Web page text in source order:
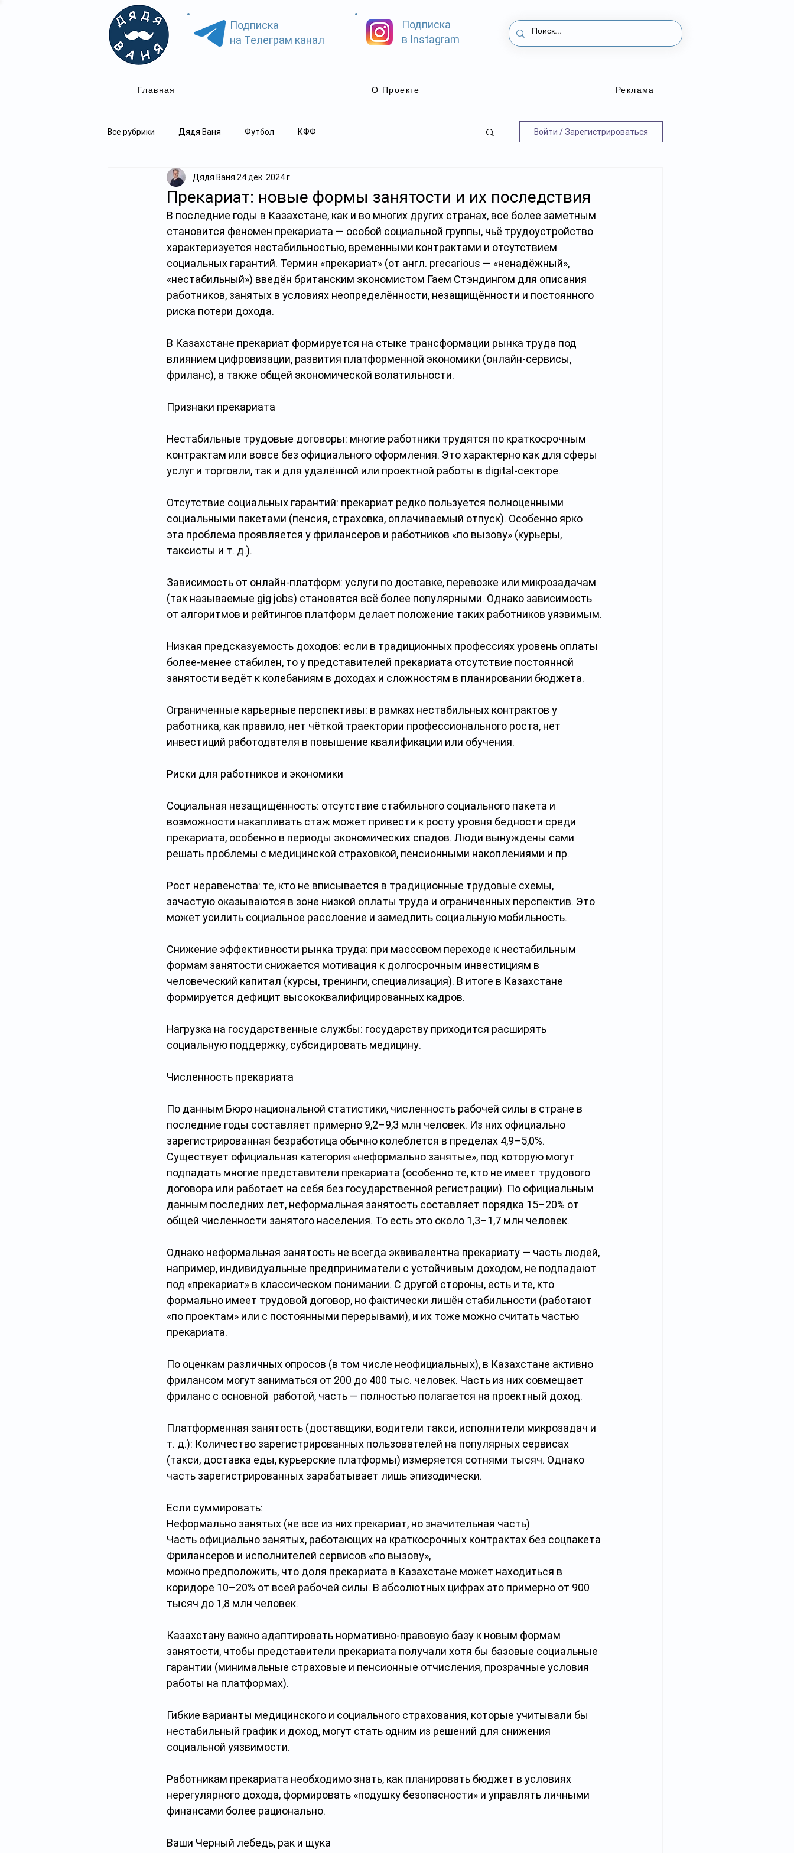
Подписка
на Телеграм канал
Главная
Подписка
в Instagram
О Проекте Реклама
Все рубрики Дядя Ваня Футбол КФФ Войти / Зарегистрироваться
Прекариат: новые формы занятости и их последствия
Дядя Ваня 24 дек. 2024 г.
В последние годы в Казахстане, как и во многих других странах, всё более заметным
становится феномен прекариата — особой социальной группы, чьё трудоустройство
характеризуется нестабильностью, временными контрактами и отсутствием
социальных гарантий. Термин «прекариат» (от англ. precarious — «ненадёжный»,
«нестабильный») введён британским экономистом Гаем Стэндингом для описания
работников, занятых в условиях неопределённости, незащищённости и постоянного
риска потери дохода.
В Казахстане прекариат формируется на стыке трансформации рынка труда под
влиянием цифровизации, развития платформенной экономики (онлайн-сервисы,
фриланс), а также общей экономической волатильности.
Признаки прекариата
Нестабильные трудовые договоры: многие работники трудятся по краткосрочным
контрактам или вовсе без официального оформления. Это характерно как для сферы
услуг и торговли, так и для удалённой или проектной работы в digital-секторе.
Отсутствие социальных гарантий: прекариат редко пользуется полноценными
социальными пакетами (пенсия, страховка, оплачиваемый отпуск). Особенно ярко
эта проблема проявляется у фрилансеров и работников «по вызову» (курьеры,
таксисты и т. д.).
Зависимость от онлайн-платформ: услуги по доставке, перевозке или микрозадачам
(так называемые gig jobs) становятся всё более популярными. Однако зависимость
от алгоритмов и рейтингов платформ делает положение таких работников уязвимым.
Низкая предсказуемость доходов: если в традиционных профессиях уровень оплаты
более-менее стабилен, то у представителей прекариата отсутствие постоянной
занятости ведёт к колебаниям в доходах и сложностям в планировании бюджета.
Ограниченные карьерные перспективы: в рамках нестабильных контрактов у
работника, как правило, нет чёткой траектории профессионального роста, нет
инвестиций работодателя в повышение квалификации или обучения.
Риски для работников и экономики
Социальная незащищённость: отсутствие стабильного социального пакета и
возможности накапливать стаж может привести к росту уровня бедности среди
прекариата, особенно в периоды экономических спадов. Люди вынуждены сами
решать проблемы с медицинской страховкой, пенсионными накоплениями и пр.
Рост неравенства: те, кто не вписывается в традиционные трудовые схемы,
зачастую оказываются в зоне низкой оплаты труда и ограниченных перспектив. Это
может усилить социальное расслоение и замедлить социальную мобильность.
Снижение эффективности рынка труда: при массовом переходе к нестабильным
формам занятости снижается мотивация к долгосрочным инвестициям в
человеческий капитал (курсы, тренинги, специализация). В итоге в Казахстане
формируется дефицит высококвалифицированных кадров.
Нагрузка на государственные службы: государству приходится расширять
социальную поддержку, субсидировать медицину.
Численность прекариата
По данным Бюро национальной статистики, численность рабочей силы в стране в
последние годы составляет примерно 9,2–9,3 млн человек. Из них официально
зарегистрированная безработица обычно колеблется в пределах 4,9–5,0%.
Существует официальная категория «неформально занятые», под которую могут
подпадать многие представители прекариата (особенно те, кто не имеет трудового
договора или работает на себя без государственной регистрации). По официальным
данным последних лет, неформальная занятость составляет порядка 15–20% от
общей численности занятого населения. То есть это около 1,3–1,7 млн человек.
Однако неформальная занятость не всегда эквивалентна прекариату — часть людей,
например, индивидуальные предприниматели с устойчивым доходом, не подпадают
под «прекариат» в классическом понимании. С другой стороны, есть и те, кто
формально имеет трудовой договор, но фактически лишён стабильности (работают
«по проектам» или с постоянными перерывами), и их тоже можно считать частью
прекариата.
По оценкам различных опросов (в том числе неофициальных), в Казахстане активно
фрилансом могут заниматься от 200 до 400 тыс. человек. Часть из них совмещает
фриланс с основной  работой, часть — полностью полагается на проектный доход.
Платформенная занятость (доставщики, водители такси, исполнители микрозадач и
т. д.): Количество зарегистрированных пользователей на популярных сервисах
(такси, доставка еды, курьерские платформы) измеряется сотнями тысяч. Однако
часть зарегистрированных зарабатывает лишь эпизодически.
Если суммировать:
Неформально занятых (не все из них прекариат, но значительная часть)
Часть официально занятых, работающих на краткосрочных контрактах без соцпакета
Фрилансеров и исполнителей сервисов «по вызову»,
можно предположить, что доля прекариата в Казахстане может находиться в
коридоре 10–20% от всей рабочей силы. В абсолютных цифрах это примерно от 900
тысяч до 1,8 млн человек.
Казахстану важно адаптировать нормативно-правовую базу к новым формам
занятости, чтобы представители прекариата получали хотя бы базовые социальные
гарантии (минимальные страховые и пенсионные отчисления, прозрачные условия
работы на платформах).
Гибкие варианты медицинского и социального страхования, которые учитывали бы
нестабильный график и доход, могут стать одним из решений для снижения
социальной уязвимости.
Работникам прекариата необходимо знать, как планировать бюджет в условиях
нерегулярного дохода, формировать «подушку безопасности» и управлять личными
финансами более рационально.
Ваши Черный лебедь, рак и щука